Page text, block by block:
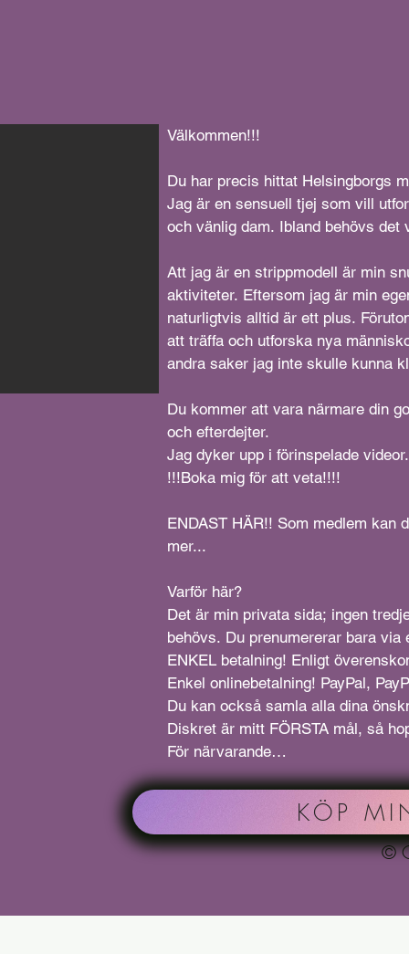
Välkommen!!!
Du har precis hittat Helsingborgs
Jag är en sensuell tjej som vill
och vänlig dam. Ibland behövs det
Att jag är en strippmodell är min
aktiviteter. Eftersom jag är min
naturligtvis alltid är ett plus.
att träffa och utforska nya
andra saker jag inte skulle kunna
Du kommer att vara närmare din
och efterdejter.
Jag dyker upp i förinspelade
!!!Boka mig för att veta!!!!
ENDAST HÄR!! Som medlem kan
mer...
Varför här?
Det är min privata sida; ingen
behövs. Du prenumererar bara
ENKEL betalning! Enligt
Enkel onlinebetalning! PayPal,
Du kan också samla alla dina
Diskret är mitt FÖRSTA mål, så
För närvarande
är jag fullvaccinerad mot covid-19.
Månatliga/mensliga tester.
Låt oss gå längre här, väntar på
aldrig drömma om att vara utan
KÖP
©